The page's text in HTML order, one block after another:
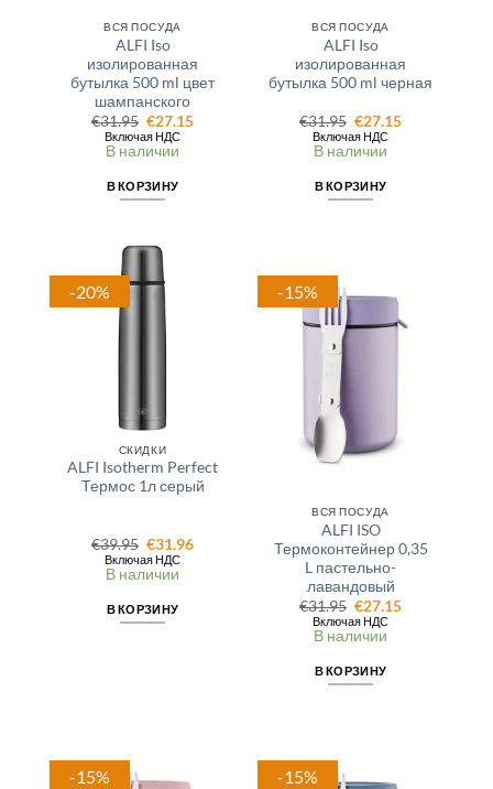
ВСЯ ПОСУДА
ALFI Iso
изолированная
бутылка 500 ml цвет
шампанского
€31.95 Первоначальная
цена
составляла
€27.15Текущая
Включая НДС
В наличии
В КОРЗИНУ
ВСЯ ПОСУДА
ALFI Iso
изолированная
бутылка 500 ml черная
€31.95 Первоначальная
цена
составляла
€27.15Текущая
Включая НДС
В наличии
В КОРЗИНУ
-20%
СКИДКИ
ALFI Isotherm Perfect
Термос 1л серый
€39.95 Первоначальная
цена
составляла
€31.96Текущая
Включая НДС
В наличии
В КОРЗИНУ
-15%
ВСЯ ПОСУДА
ALFI ISO
Термоконтейнер 0,35
L пастельно-
лавандовый
€31.95 Первоначальная
цена
составляла
€27.15Текущая
Включая НДС
В наличии
В КОРЗИНУ
-15% -15%